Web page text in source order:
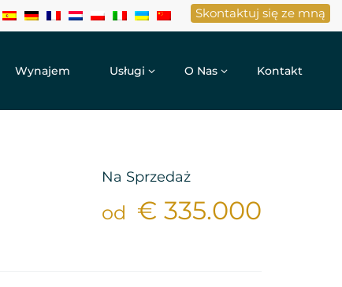
Skontaktuj się ze mną
Wynajem Usługi O Nas Kontakt
Na Sprzedaż
od € 335.000